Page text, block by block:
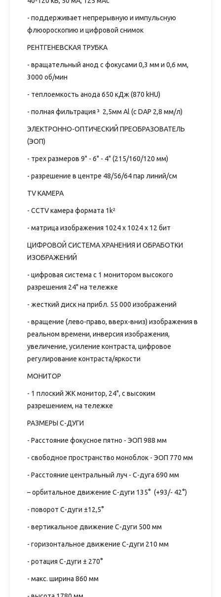
- поддерживает непрерывную и импульсную
флюороскопию и цифровой снимок
РЕНТГЕНЕВСКАЯ ТРУБКА
- вращательный анод с фокусами 0,3 мм и 0,6 мм,
3000 об/мин
- теплоемкость анода 650 кДж (870 kHU)
- полная фильтрация ³ 2,5мм Al (с DAP 2,8 мм/л)
ЭЛЕКТРОННО-ОПТИЧЕСКИЙ ПРЕОБРАЗОВАТЕЛЬ
(ЭОП)
- трех размеров 9" - 6" - 4" (215/160/120 мм)
- разрешение в центре 48/56/64 пар линий/см
TV КАМЕРА
- CCTV камера формата 1k²
- матрица изображения 1024 x 1024 x 12 бит
ЦИФРОВОЙ СИСТЕМА ХРАНЕНИЯ И ОБРАБОТКИ
ИЗОБРАЖЕНИЙ
- цифровая система с 1 монитором высокого
разрешения 24" на тележке
- жесткий диск на прибл. 55 000 изображений
- вращение (лево-право, вверх-вниз) изображения в
реальном времени, инверсия изображения,
увеличение, усиление контраста, цифровое
регулирование контраста/яркости
МОНИТОР
- 1 плоский ЖК монитор, 24", с высоким
разрешением, на тележке
РАЗМЕРЫ С-ДУГИ
- Расстояние фокусное пятно - ЭОП 988 мм
- свободное пространство моноблок - ЭОП 770 мм
- Расстояние центральный луч - С-дуга 690 мм
– орбитальное движение С-дуги 135° (+93/- 42°)
- поворот С-дуги ±12,5°
- вертикальное движение С-дуги 500 мм
- горизонтальное движение С-дуги 210 мм
- ротация С-дуги ± 270°
- макс. ширина 860 мм